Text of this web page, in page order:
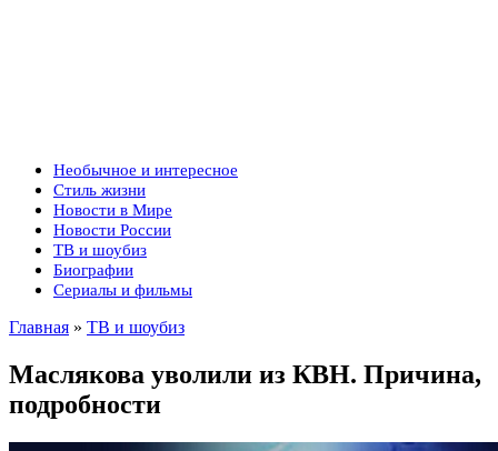
Необычное и интересное
Стиль жизни
Новости в Мире
Новости России
ТВ и шоубиз
Биографии
Сериалы и фильмы
Главная » ТВ и шоубиз
Маслякова уволили из КВН. Причина,
подробности